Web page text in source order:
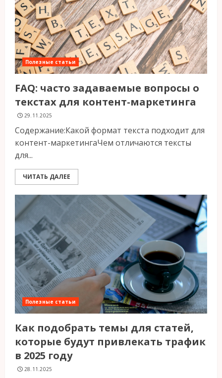
Полезные статьи
FAQ: часто задаваемые вопросы о
текстах для контент-маркетинга
29.11.2025
Содержание:Какой формат текста подходит для
контент-маркетингаЧем отличаются тексты
для...
ЧИТАТЬ ДАЛЕЕ
Полезные статьи
Как подобрать темы для статей,
которые будут привлекать трафик
в 2025 году
28.11.2025